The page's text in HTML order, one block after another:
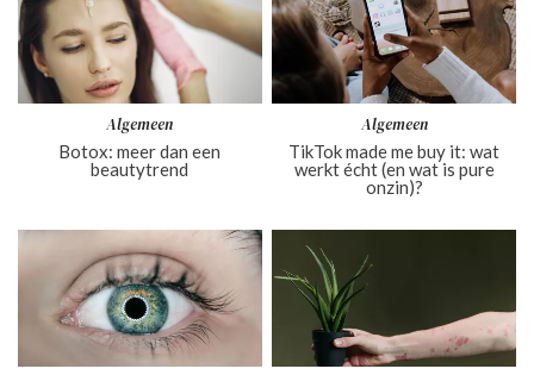
Algemeen
Botox: meer dan een
beautytrend
Algemeen
TikTok made me buy it: wat
werkt écht (en wat is pure
onzin)?